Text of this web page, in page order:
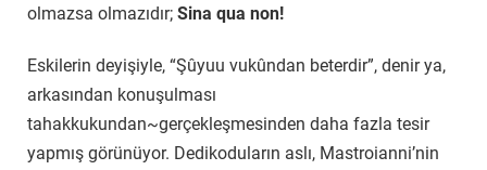
olmazsa olmazıdır; Sina qua non!
Eskilerin deyişiyle, “Şûyuu vukûndan beterdir”, denir ya,
arkasından konuşulması
tahakkukundan~gerçekleşmesinden daha fazla tesir
yapmış görünüyor. Dedikoduların aslı, Mastroianni’nin